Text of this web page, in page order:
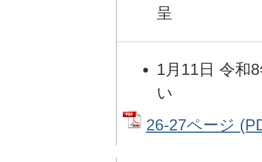
呈
1月11日 令和
い
26-27ページ